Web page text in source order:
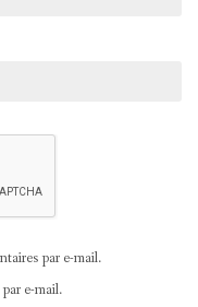
par e-mail.
e-mail.